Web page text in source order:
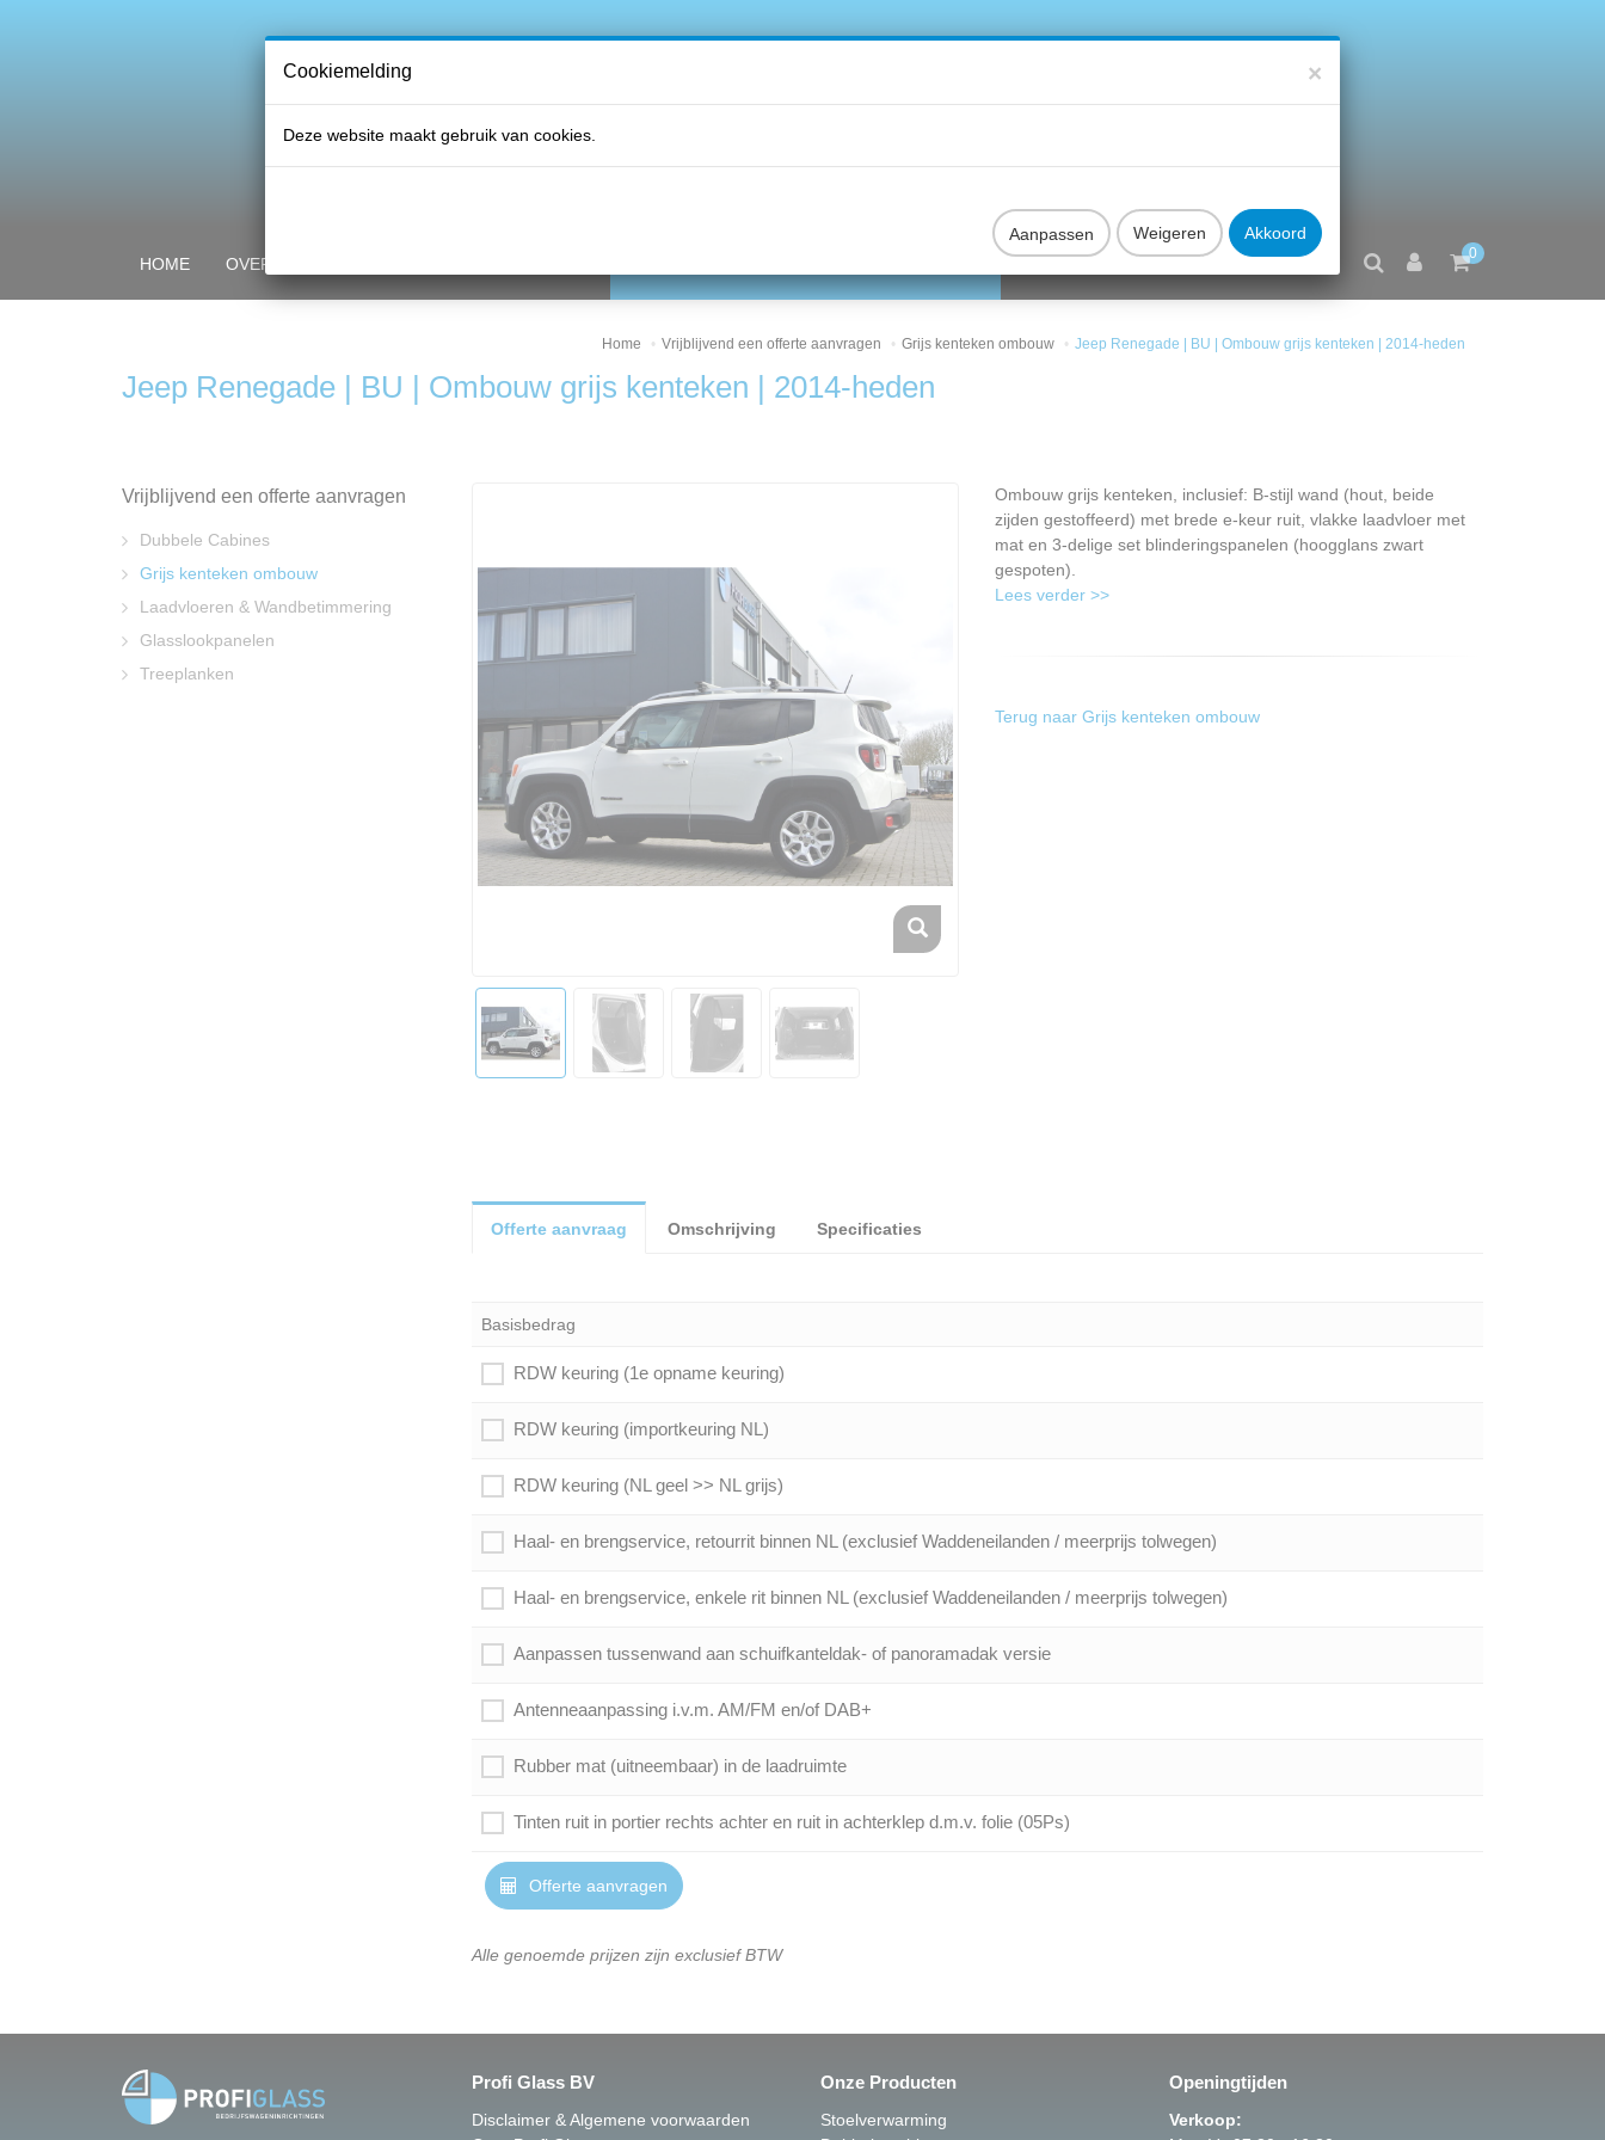
0
HOME OVER PROFI GLASS
Home Vrijblijvend een offerte aanvragen Grijs kenteken ombouw Jeep Renegade | BU | Ombouw grijs kenteken | 2014-heden
Jeep Renegade | BU | Ombouw grijs kenteken | 2014-heden
Ombouw grijs kenteken, inclusief: B-stijl wand (hout, beide
zijden gestoffeerd) met brede e-keur ruit, vlakke laadvloer met
mat en 3-delige set blinderingspanelen (hoogglans zwart
gespoten).
Lees verder >>
Terug naar Grijs kenteken ombouw
Offerte aanvraag Omschrijving Specificaties
Basisbedrag
RDW keuring (1e opname keuring)
RDW keuring (importkeuring NL)
RDW keuring (NL geel >> NL grijs)
Haal- en brengservice, retourrit binnen NL (exclusief Waddeneilanden / meerprijs tolwegen)
Haal- en brengservice, enkele rit binnen NL (exclusief Waddeneilanden / meerprijs tolwegen)
Aanpassen tussenwand aan schuifkanteldak- of panoramadak versie
Antenneaanpassing i.v.m. AM/FM en/of DAB+
Rubber mat (uitneembaar) in de laadruimte
Tinten ruit in portier rechts achter en ruit in achterklep d.m.v. folie (05Ps)
Offerte aanvragen
Alle genoemde prijzen zijn exclusief BTW
Vrijblijvend een offerte aanvragen
Dubbele Cabines
Grijs kenteken ombouw
Laadvloeren & Wandbetimmering
Glasslookpanelen
Treeplanken
Profi Glass BV
Disclaimer & Algemene voorwaarden
Onze Producten
Stoelverwarming
Openingtijden
Verkoop:
×
Cookiemelding
Deze website maakt gebruik van cookies.
Aanpassen